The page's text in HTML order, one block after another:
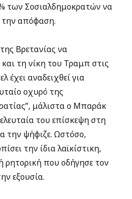
των Σοσιαλδημοκρατών να
την απόφαση.
Βρετανίας να
και τη νίκη του Τραμπ στις
έχει αναδειχθεί για
οχυρό της
μάλιστα ο Μπαράκ
του επίσκεψη στη
την ψήφιζε. Ωστόσο,
την ίδια λαϊκίστικη,
ρητορική που οδήγησε τον
εξουσία.